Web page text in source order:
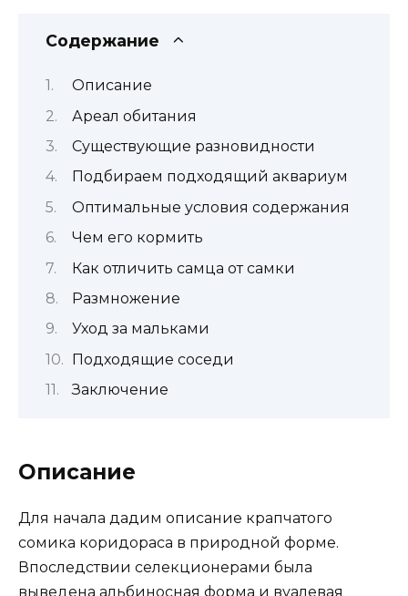
Содержание
Описание
Ареал обитания
Существующие разновидности
Подбираем подходящий аквариум
Оптимальные условия содержания
Чем его кормить
Как отличить самца от самки
Размножение
Уход за мальками
Подходящие соседи
Заключение
Описание
Для начала дадим описание крапчатого
сомика коридораса в природной форме.
Впоследствии селекционерами была
выведена альбиносная форма и вуалевая